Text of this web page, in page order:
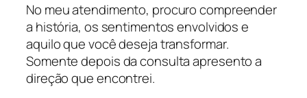
No meu atendimento, procuro compreender
a história, os sentimentos envolvidos e
aquilo que você deseja transformar.
Somente depois da consulta apresento a
direção que encontrei.